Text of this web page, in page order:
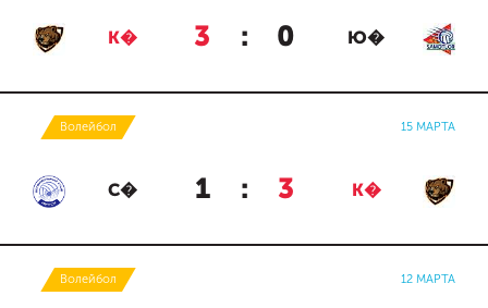
К� 3 : 0 Ю�
Волейбол 15 МАРТА
С� 1 : 3 К�
Волейбол 12 МАРТА